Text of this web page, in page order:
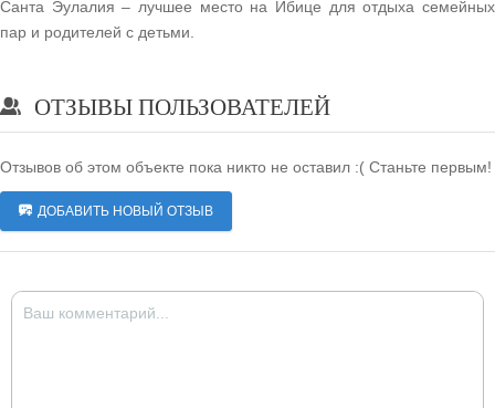
Санта Эулалия – лучшее место на Ибице для отдыха семейных
пар и родителей с детьми.
ОТЗЫВЫ ПОЛЬЗОВАТЕЛЕЙ
Отзывов об этом объекте пока никто не оставил :( Станьте первым!
ДОБАВИТЬ НОВЫЙ ОТЗЫВ